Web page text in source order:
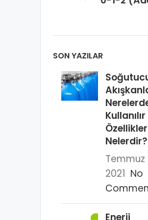
(Adet)
SON YAZILAR
Nelerdir?
Temmuz
2021 No
Enerji